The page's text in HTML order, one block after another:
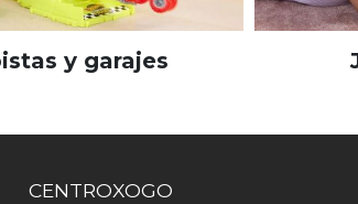
y garajes
CENTROXOGO